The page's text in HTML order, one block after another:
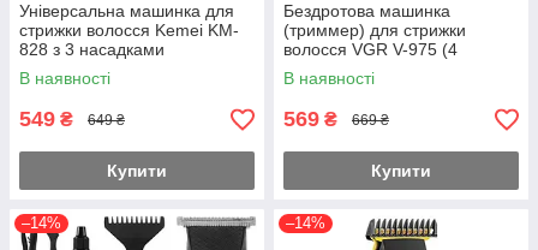
Універсальна машинка для
стрижки волосся Kemei KM-
828 з 3 насадками
В наявності
549 ₴ 649 ₴
Купити
Бездротова машинка
(триммер) для стрижки
волосся VGR V-975 (4
насадки)
В наявності
569 ₴ 669 ₴
Купити
–14% –14%